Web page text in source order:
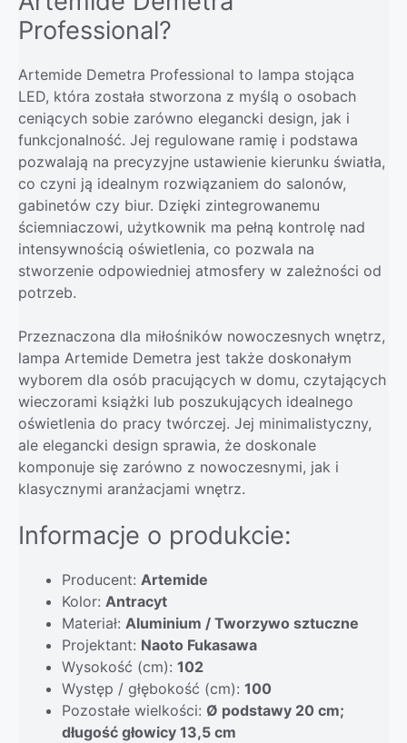
Professional?
Artemide Demetra Professional to lampa stojąca
LED, która została stworzona z myślą o osobach
ceniących sobie zarówno elegancki design, jak i
funkcjonalność. Jej regulowane ramię i podstawa
pozwalają na precyzyjne ustawienie kierunku światła,
co czyni ją idealnym rozwiązaniem do salonów,
gabinetów czy biur. Dzięki zintegrowanemu
ściemniaczowi, użytkownik ma pełną kontrolę nad
intensywnością oświetlenia, co pozwala na
stworzenie odpowiedniej atmosfery w zależności od
potrzeb.
Przeznaczona dla miłośników nowoczesnych wnętrz,
lampa Artemide Demetra jest także doskonałym
wyborem dla osób pracujących w domu, czytających
wieczorami książki lub poszukujących idealnego
oświetlenia do pracy twórczej. Jej minimalistyczny,
ale elegancki design sprawia, że doskonale
komponuje się zarówno z nowoczesnymi, jak i
klasycznymi aranżacjami wnętrz.
Informacje o produkcie:
Producent: Artemide
Kolor: Antracyt
Materiał: Aluminium / Tworzywo sztuczne
Projektant: Naoto Fukasawa
Wysokość (cm): 102
Występ / głębokość (cm): 100
Pozostałe wielkości: Ø podstawy 20 cm;
długość głowicy 13,5 cm